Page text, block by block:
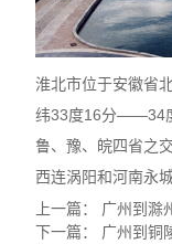
淮北市位于安徽省
纬33度16分——34
鲁、豫、皖四省之
西连涡阳和河南永
上一篇： 广州到滁
下一篇： 广州到铜